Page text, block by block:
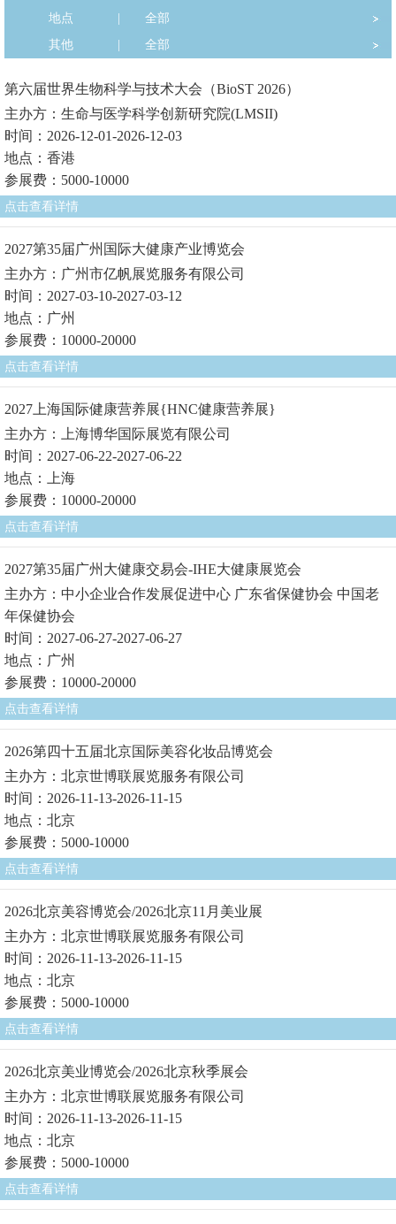
地点
全部
其他
全部
第六届世界生物科学与技术大会（BioST 2026）
主办方：生命与医学科学创新研究院(LMSII)
时间：2026-12-01-2026-12-03
地点：香港
参展费：5000-10000
点击查看详情
2027第35届广州国际大健康产业博览会
主办方：广州市亿帆展览服务有限公司
时间：2027-03-10-2027-03-12
地点：广州
参展费：10000-20000
点击查看详情
2027上海国际健康营养展{HNC健康营养展}
主办方：上海博华国际展览有限公司
时间：2027-06-22-2027-06-22
地点：上海
参展费：10000-20000
点击查看详情
2027第35届广州大健康交易会-IHE大健康展览会
主办方：中小企业合作发展促进中心 广东省保健协会 中国老
年保健协会
时间：2027-06-27-2027-06-27
地点：广州
参展费：10000-20000
点击查看详情
2026第四十五届北京国际美容化妆品博览会
主办方：北京世博联展览服务有限公司
时间：2026-11-13-2026-11-15
地点：北京
参展费：5000-10000
点击查看详情
2026北京美容博览会/2026北京11月美业展
主办方：北京世博联展览服务有限公司
时间：2026-11-13-2026-11-15
地点：北京
参展费：5000-10000
点击查看详情
2026北京美业博览会/2026北京秋季展会
主办方：北京世博联展览服务有限公司
时间：2026-11-13-2026-11-15
地点：北京
参展费：5000-10000
点击查看详情